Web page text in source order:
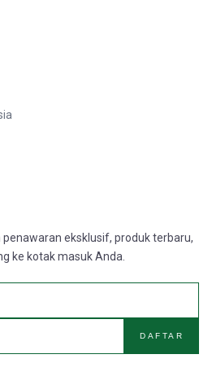
eksklusif, produk terbaru,
ke kotak masuk Anda.
DAFTAR